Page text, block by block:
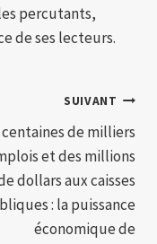
percutants,
de ses lecteurs.
SUIVANT
centaines de milliers
et des millions
dollars aux caisses
: la puissance
économique de